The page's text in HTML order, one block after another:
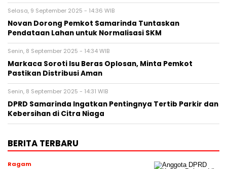
Selasa, 9 September 2025 - 14:36 WIB
Novan Dorong Pemkot Samarinda Tuntaskan
Pendataan Lahan untuk Normalisasi SKM
Senin, 8 September 2025 - 14:34 WIB
Markaca Soroti Isu Beras Oplosan, Minta Pemkot
Pastikan Distribusi Aman
Senin, 8 September 2025 - 14:31 WIB
DPRD Samarinda Ingatkan Pentingnya Tertib Parkir dan
Kebersihan di Citra Niaga
BERITA TERBARU
Ragam